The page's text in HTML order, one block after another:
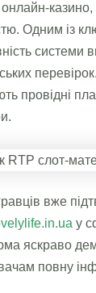
Одним із
системи
провідні
вже
у
яскраво
повну